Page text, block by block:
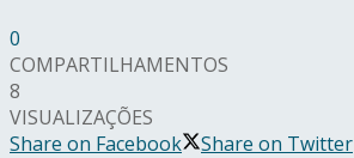
0
COMPARTILHAMENTOS
8
VISUALIZAÇÕES
Share on Facebook
Share on Twitter